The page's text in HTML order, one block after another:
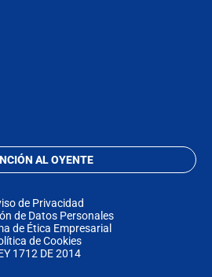
AL OYENTE
de Privacidad
de Datos Personales
de Ética Empresarial
de Cookies
1712 DE 2014